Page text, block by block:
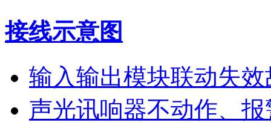
接线示意图
输入输出模块联动失效
声光讯响器不动作、